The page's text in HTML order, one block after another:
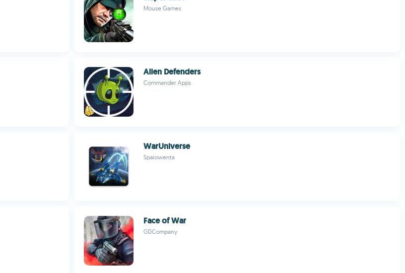
Mouse Games
Alien Defenders
Commander Apps
WarUniverse
Spaiowenta
Face of War
GDCompany